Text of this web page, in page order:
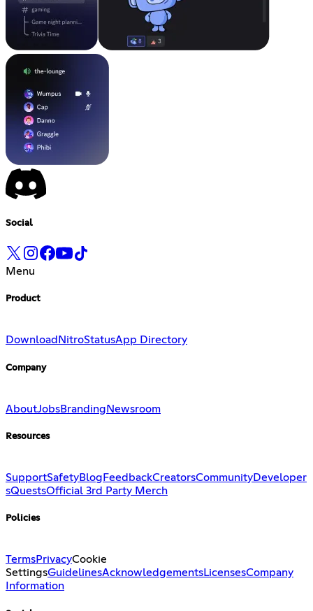
Social
Menu
Product
Download NitroStatusApp Directory
Company
AboutJobsBranding Newsroom
Resources
SupportSafetyBlog FeedbackCreatorsCommunityDeveloper
sQuestsOfficial 3rd Party Merch
Policies
TermsPrivacyCookie
SettingsGuidelinesAcknowledgementsLicensesCompany
Information